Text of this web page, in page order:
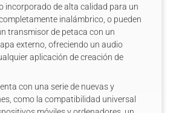
incorporado de alta calidad para un
inalámbrico, o pueden
transmisor de petaca con un
externo, ofreciendo un audio
aplicación de creación de
con una serie de nuevas y
como la compatibilidad universal